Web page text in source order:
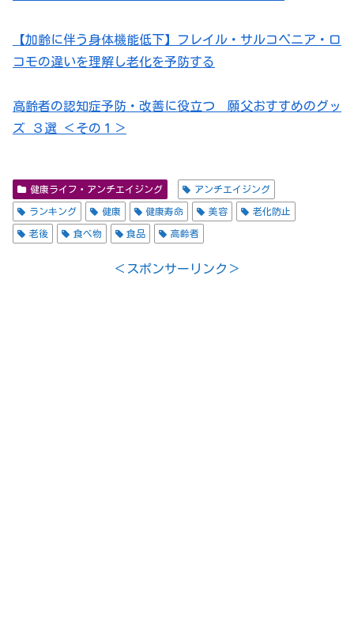
【加齢に伴う身体機能低下】フレイル・サルコペニア・ロ
コモの違いを理解し老化を予防する
高齢者の認知症予防・改善に役立つ 願父おすすめのグッ
ズ ３選 ＜その１＞
健康ライフ・アンチエイジング アンチエイジング
ランキング 健康 健康寿命 美容 老化防止
老後 食べ物 食品 高齢者
＜スポンサーリンク＞